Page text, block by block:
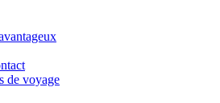
de voyage